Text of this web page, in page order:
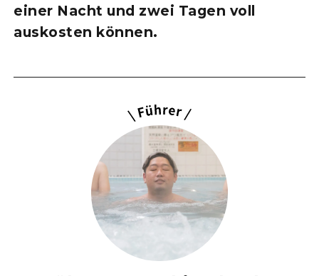
einer Nacht und zwei Tagen voll
auskosten können.